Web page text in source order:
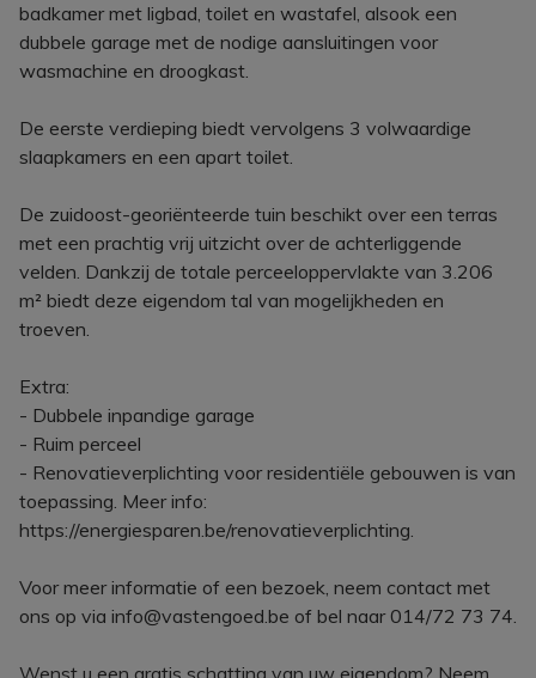
badkamer met ligbad, toilet en wastafel, alsook een
dubbele garage met de nodige aansluitingen voor
wasmachine en droogkast.
De eerste verdieping biedt vervolgens 3 volwaardige
slaapkamers en een apart toilet.
De zuidoost-georiënteerde tuin beschikt over een terras
met een prachtig vrij uitzicht over de achterliggende
velden. Dankzij de totale perceeloppervlakte van 3.206
m² biedt deze eigendom tal van mogelijkheden en
troeven.
Extra:
- Dubbele inpandige garage
- Ruim perceel
- Renovatieverplichting voor residentiële gebouwen is van
toepassing. Meer info:
https://energiesparen.be/renovatieverplichting.
Voor meer informatie of een bezoek, neem contact met
ons op via info@vastengoed.be of bel naar 014/72 73 74.
Wenst u een gratis schatting van uw eigendom? Neem